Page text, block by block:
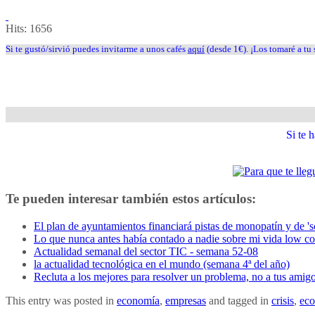
Hits: 1656
Si te gustó/sirvió puedes invitarme a unos cafés aquí (desde 1€). ¡Los tomaré a tu
Si te
Te pueden interesar también estos artículos:
El plan de ayuntamientos financiará pistas de monopatín y de
Lo que nunca antes había contado a nadie sobre mi vida low
Actualidad semanal del sector TIC - semana 52-08
la actualidad tecnológica en el mundo (semana 4ª del año)
Recluta a los mejores para resolver un problema, no a tus
This entry was posted in economía, empresas and tagged in crisis,